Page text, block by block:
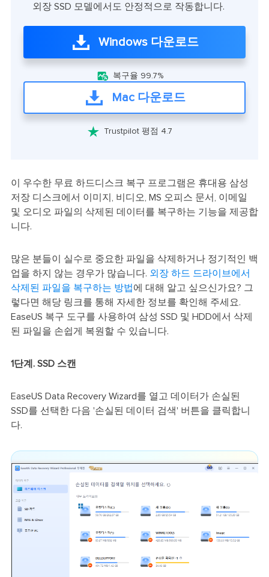
외장 SSD 모델에서도 안정적으로 작동합니다.
Windows 다운로드
 복구율 99.7%
Mac 다운로드
 Trustpilot 평점 4.7
이 우수한 무료 하드디스크 복구 프로그램은 휴대용 삼성
저장 디스크에서 이미지, 비디오, MS 오피스 문서, 이메일
및 오디오 파일의 삭제된 데이터를 복구하는 기능을 제공합
니다.
많은 분들이 실수로 중요한 파일을 삭제하거나 정기적인 백
업을 하지 않는 경우가 많습니다. 외장 하드 드라이브에서
삭제된 파일을 복구하는 방법에 대해 알고 싶으신가요? 그
렇다면 해당 링크를 통해 자세한 정보를 확인해 주세요.
EaseUS 복구 도구를 사용하여 삼성 SSD 및 HDD에서 삭제
된 파일을 손쉽게 복원할 수 있습니다.
1단계. SSD 스캔
EaseUS Data Recovery Wizard를 열고 데이터가 손실된
SSD를 선택한 다음 '손실된 데이터 검색' 버튼을 클릭합니
다.